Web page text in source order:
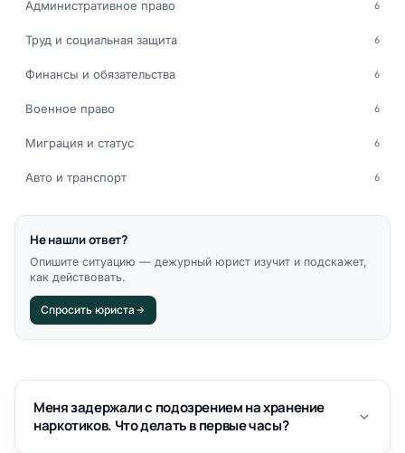
Административное право 6
Труд и социальная защита 6
Финансы и обязательства 6
Военное право 6
Миграция и статус 6
Авто и транспорт 6
Не нашли ответ?
Опишите ситуацию — дежурный юрист изучит и подскажет,
как действовать.
Спросить юриста
Меня задержали с подозрением на хранение
наркотиков. Что делать в первые часы?